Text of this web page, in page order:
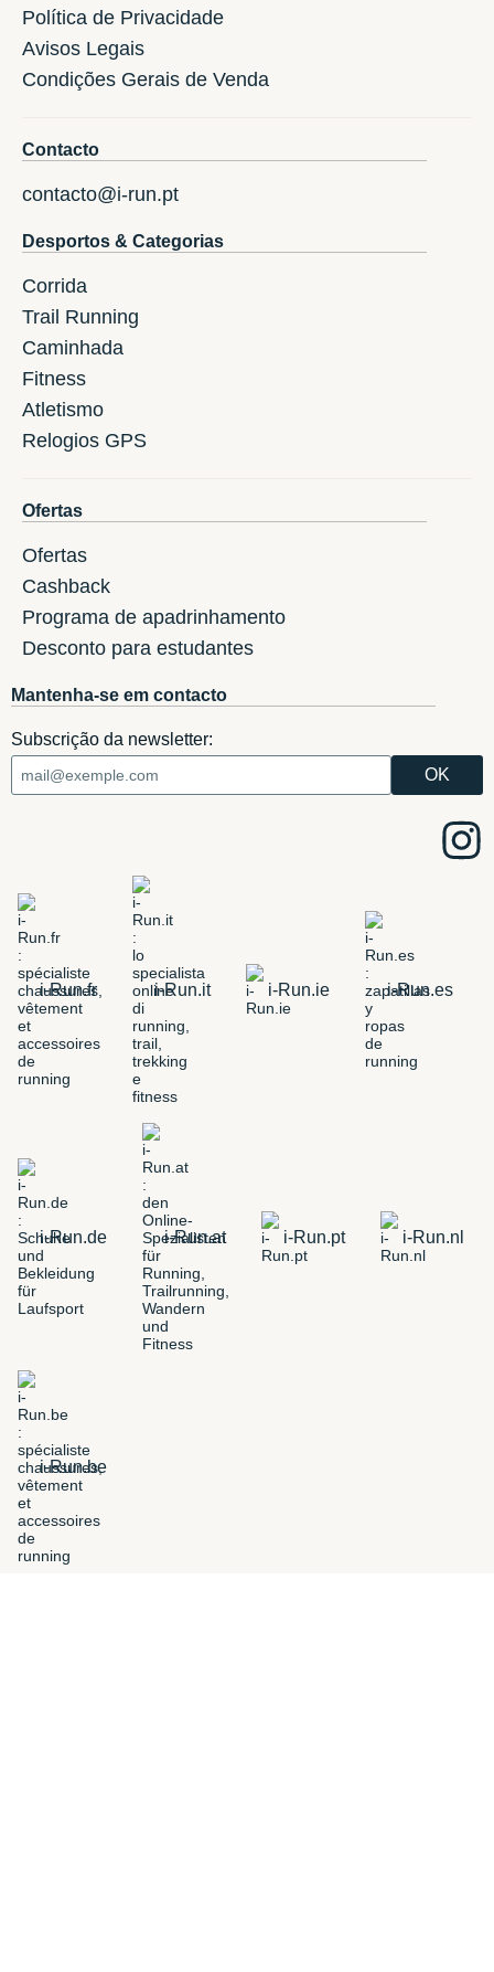
Política de Privacidade
Avisos Legais
Condições Gerais de Venda
Contacto
contacto@i-run.pt
Desportos & Categorias
Corrida
Trail Running
Caminhada
Fitness
Atletismo
Relogios GPS
Ofertas
Ofertas
Cashback
Programa de apadrinhamento
Desconto para estudantes
Mantenha-se em contacto
Subscrição da newsletter:
i-Run.fr i-Run.it i-Run.ie i-Run.es
i-Run.de i-Run.at i-Run.pt i-Run.nl
i-Run.be